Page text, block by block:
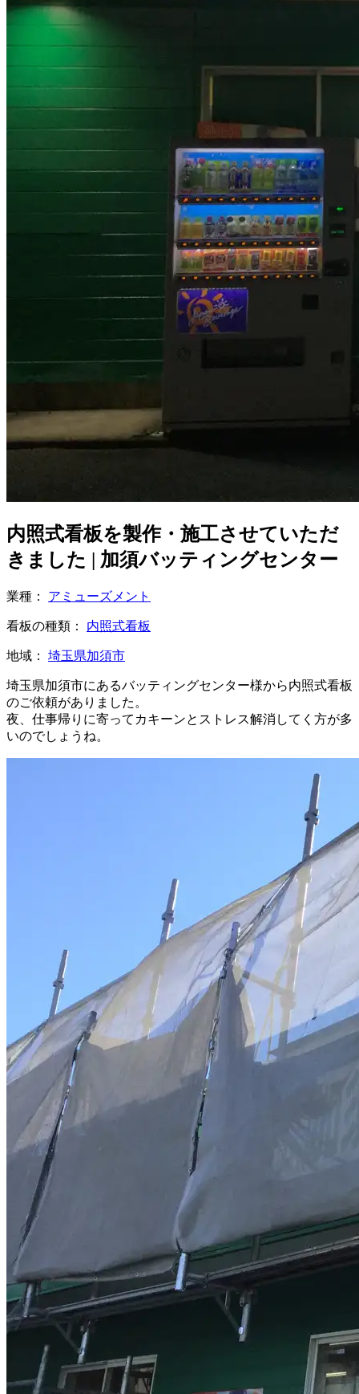
内照式看板を製作・施工させていただ
きました | 加須バッティングセンター
業種： アミューズメント
看板の種類： 内照式看板
地域： 埼玉県加須市
埼玉県加須市にあるバッティングセンター様から内照式看板
のご依頼がありました。
夜、仕事帰りに寄ってカキーンとストレス解消してく方が多
いのでしょうね。